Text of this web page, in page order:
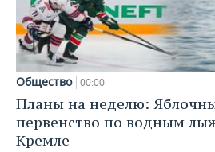
Общество 00:00
Планы на неделю:
первенство по водным
Кремле